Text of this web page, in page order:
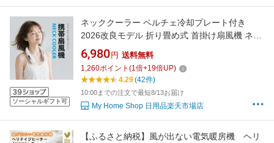
ソーシャルギフト可
ネッククーラー ペルチェ冷却プレート付き
2026改良モデル 折り畳め式 首掛け扇風機 ネッ
クファン 大風量 携帯扇風機 首かけ ペルチェ素
子 -20°瞬冷 猛暑も涼し マイナスイオン機能搭
載 Type-C充電式 軽量 静音設計 熱中症対策 遠
足 スポーツ観戦 アウトドア 運動 通学 家事
6,980 円 送料無料
1,260ポイント (1 倍+19倍UP)
4.29(42件)
10:00までの注文で最短8/13お届け
My Home Shop 日用品楽天市場店
【ふるさと納税】風が出ない電気暖房機 ヘリ